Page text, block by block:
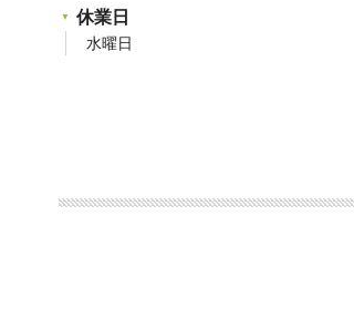
休業日
水曜日